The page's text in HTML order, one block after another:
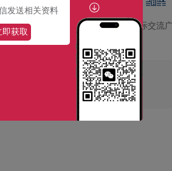
社团活动多彩 国际交流
发送相关资料
即获取